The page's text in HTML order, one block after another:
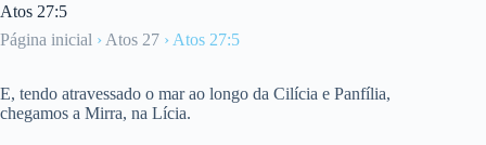
Atos 27:5
Página inicial › Atos 27 › Atos 27:5
E, tendo atravessado o mar ao longo da Cilícia e Panfília,
chegamos a Mirra, na Lícia.